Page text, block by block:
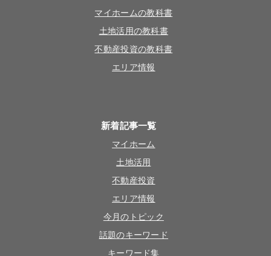
マイホームの教科書
土地活用の教科書
不動産投資の教科書
エリア情報
新着記事一覧
マイホーム
土地活用
不動産投資
エリア情報
今月のトピック
話題のキーワード
キーワード集